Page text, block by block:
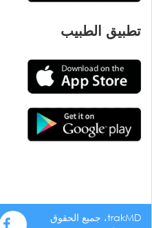
تطبيق الطبيب
trakMD، جميع الحقوق